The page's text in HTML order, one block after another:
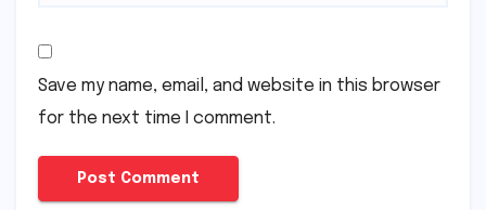
Save my name, email, and website in this browser
for the next time I comment.